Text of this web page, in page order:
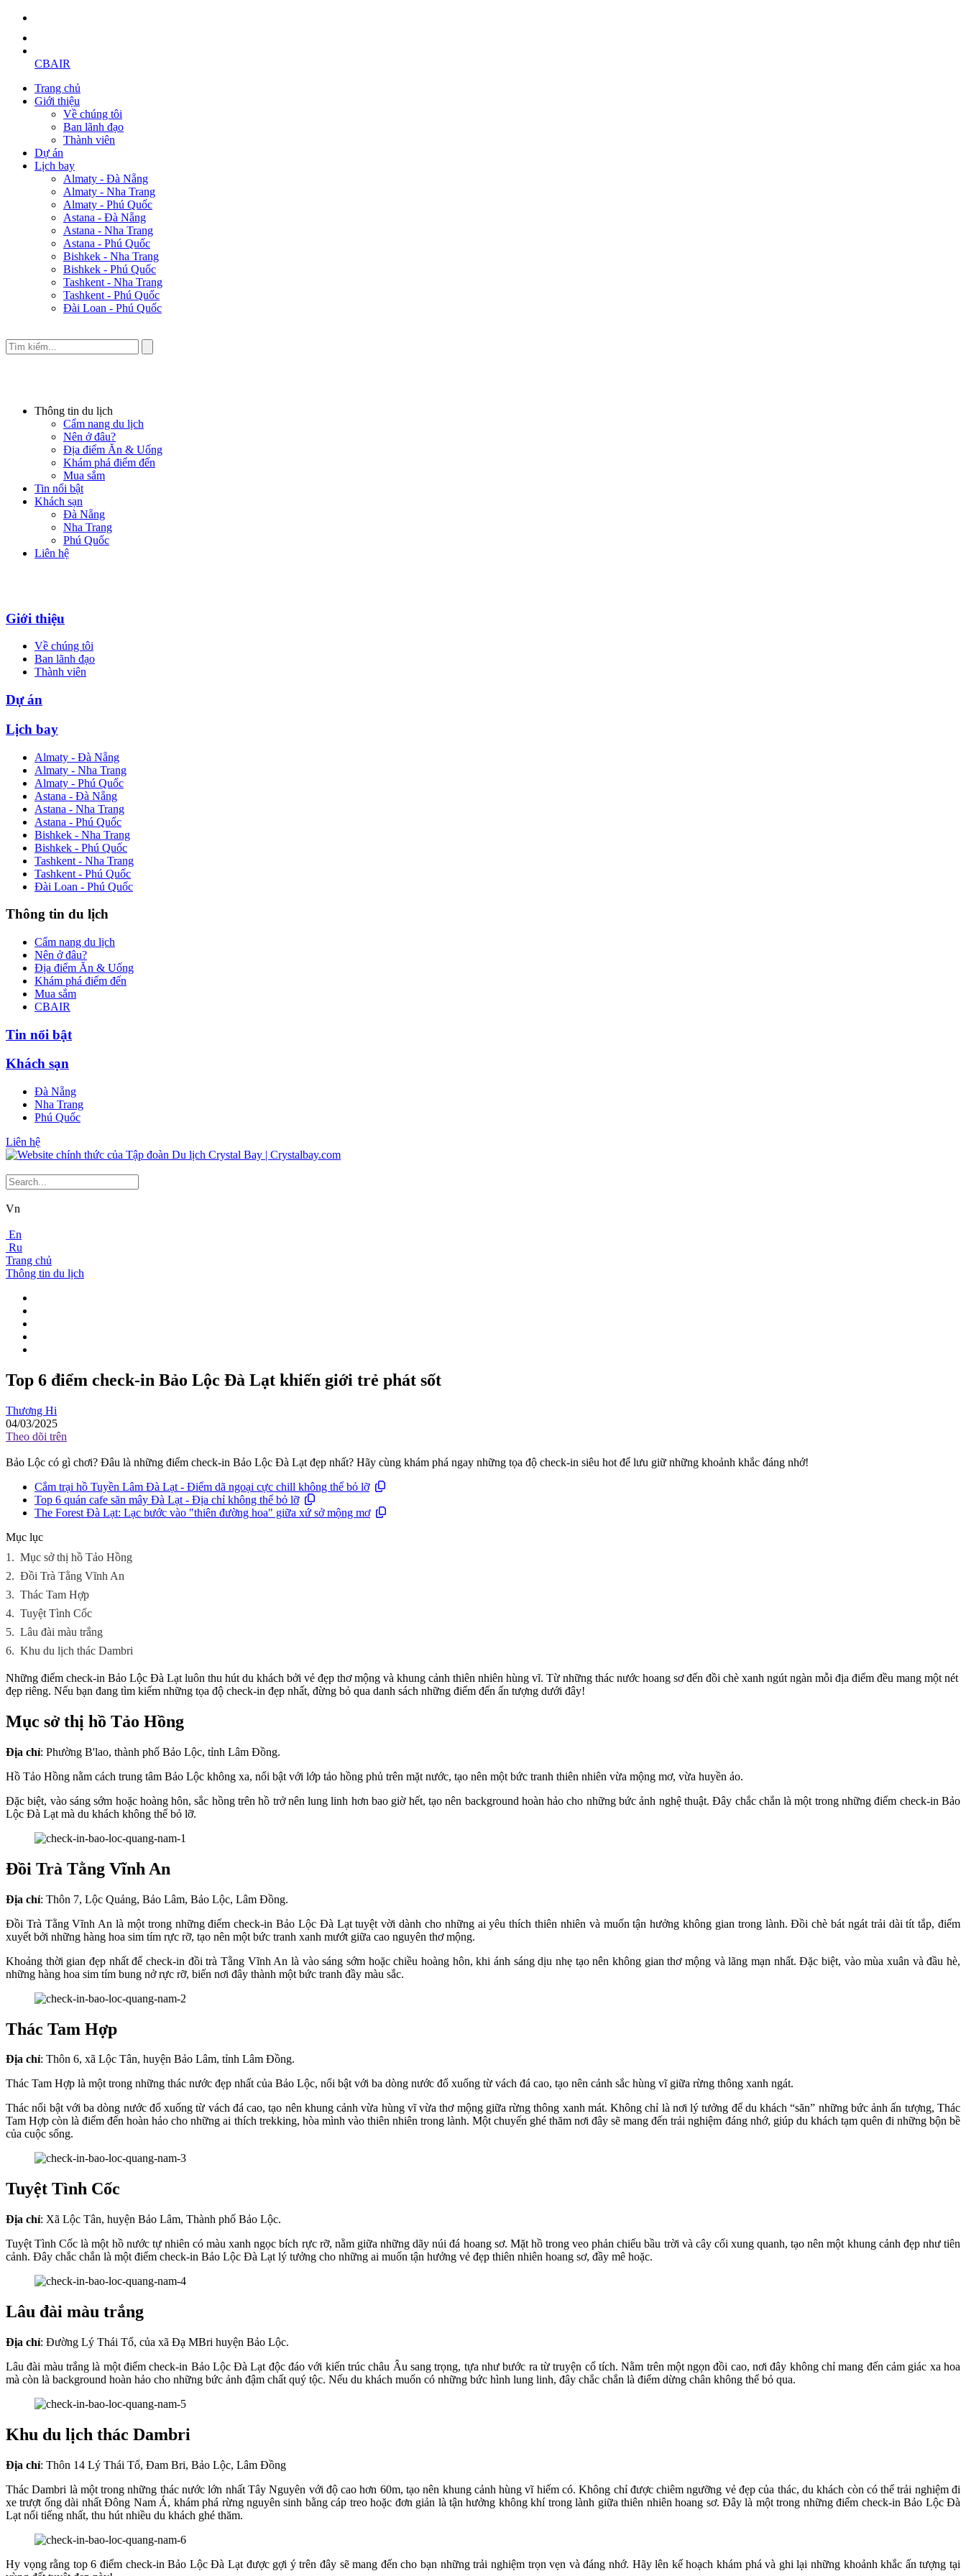
CBAIR
Trang chủ
Giới thiệu
Về chúng tôi
Ban lãnh đạo
Thành viên
Dự án
Lịch bay
Almaty - Đà Nẵng
Almaty - Nha Trang
Almaty - Phú Quốc
Astana - Đà Nẵng
Astana - Nha Trang
Astana - Phú Quốc
Bishkek - Nha Trang
Bishkek - Phú Quốc
Tashkent - Nha Trang
Tashkent - Phú Quốc
Đài Loan - Phú Quốc
Thông tin du lịch
Cẩm nang du lịch
Nên ở đâu?
Địa điểm Ăn & Uống
Khám phá điểm đến
Mua sắm
Tin nổi bật
Khách sạn
Đà Nẵng
Nha Trang
Phú Quốc
Liên hệ
Giới thiệu
Về chúng tôi
Ban lãnh đạo
Thành viên
Dự án
Lịch bay
Almaty - Đà Nẵng
Almaty - Nha Trang
Almaty - Phú Quốc
Astana - Đà Nẵng
Astana - Nha Trang
Astana - Phú Quốc
Bishkek - Nha Trang
Bishkek - Phú Quốc
Tashkent - Nha Trang
Tashkent - Phú Quốc
Đài Loan - Phú Quốc
Thông tin du lịch
Cẩm nang du lịch
Nên ở đâu?
Địa điểm Ăn & Uống
Khám phá điểm đến
Mua sắm
CBAIR
Tin nổi bật
Khách sạn
Đà Nẵng
Nha Trang
Phú Quốc
Liên hệ
Vn
En
Ru
Trang chủ
Thông tin du lịch
Top 6 điểm check-in Bảo Lộc Đà Lạt khiến giới trẻ phát sốt
Thương Hi
04/03/2025
Theo dõi trên
Bảo Lộc có gì chơi? Đâu là những điểm check-in Bảo Lộc Đà Lạt đẹp nhất? Hãy cùng khám phá ngay những tọa độ check-in siêu hot để lưu giữ những khoảnh khắc đáng nhớ!
Cắm trại hồ Tuyền Lâm Đà Lạt - Điểm dã ngoại cực chill không thể bỏ lỡ
Top 6 quán cafe săn mây Đà Lạt - Địa chỉ không thể bỏ lỡ
The Forest Đà Lạt: Lạc bước vào "thiên đường hoa" giữa xứ sở mộng mơ
Mục lục
1. Mục sở thị hồ Tảo Hồng
2. Đồi Trà Tằng Vĩnh An
3. Thác Tam Hợp
4. Tuyệt Tình Cốc
5. Lâu đài màu trắng
6. Khu du lịch thác Dambri
Những điểm check-in Bảo Lộc Đà Lạt luôn thu hút du khách bởi vẻ đẹp thơ mộng và khung cảnh thiên nhiên hùng vĩ. Từ những thác nước hoang sơ đến đồi chè xanh ngút ngàn mỗi địa điểm đều mang một nét
đẹp riêng. Nếu bạn đang tìm kiếm những tọa độ check-in đẹp nhất, đừng bỏ qua danh sách những điểm đến ấn tượng dưới đây!
Mục sở thị hồ Tảo Hồng
Địa chỉ: Phường B'lao, thành phố Bảo Lộc, tỉnh Lâm Đồng.
Hồ Tảo Hồng nằm cách trung tâm Bảo Lộc không xa, nổi bật với lớp tảo hồng phủ trên mặt nước, tạo nên một bức tranh thiên nhiên vừa mộng mơ, vừa huyền ảo.
Đặc biệt, vào sáng sớm hoặc hoàng hôn, sắc hồng trên hồ trở nên lung linh hơn bao giờ hết, tạo nên background hoàn hảo cho những bức ảnh nghệ thuật. Đây chắc chắn là một trong những điểm check-in Bảo
Lộc Đà Lạt mà du khách không thể bỏ lỡ.
Đồi Trà Tằng Vĩnh An
Địa chỉ: Thôn 7, Lộc Quảng, Bảo Lâm, Bảo Lộc, Lâm Đồng.
Đồi Trà Tằng Vĩnh An là một trong những điểm check-in Bảo Lộc Đà Lạt tuyệt vời dành cho những ai yêu thích thiên nhiên và muốn tận hưởng không gian trong lành. Đồi chè bát ngát trải dài tít tắp, điểm
xuyết bởi những hàng hoa sim tím rực rỡ, tạo nên một bức tranh xanh mướt giữa cao nguyên thơ mộng.
Khoảng thời gian đẹp nhất để check-in đồi trà Tằng Vĩnh An là vào sáng sớm hoặc chiều hoàng hôn, khi ánh sáng dịu nhẹ tạo nên không gian thơ mộng và lãng mạn nhất. Đặc biệt, vào mùa xuân và đầu hè,
những hàng hoa sim tím bung nở rực rỡ, biến nơi đây thành một bức tranh đầy màu sắc.
Thác Tam Hợp
Địa chỉ: Thôn 6, xã Lộc Tân, huyện Bảo Lâm, tỉnh Lâm Đồng.
Thác Tam Hợp là một trong những thác nước đẹp nhất của Bảo Lộc, nổi bật với ba dòng nước đổ xuống từ vách đá cao, tạo nên cảnh sắc hùng vĩ giữa rừng thông xanh ngát.
Thác nổi bật với ba dòng nước đổ xuống từ vách đá cao, tạo nên khung cảnh vừa hùng vĩ vừa thơ mộng giữa rừng thông xanh mát. Không chỉ là nơi lý tưởng để du khách “săn” những bức ảnh ấn tượng, Thác
Tam Hợp còn là điểm đến hoàn hảo cho những ai thích trekking, hòa mình vào thiên nhiên trong lành. Một chuyến ghé thăm nơi đây sẽ mang đến trải nghiệm đáng nhớ, giúp du khách tạm quên đi những bộn bề
của cuộc sống.
Tuyệt Tình Cốc
Địa chỉ: Xã Lộc Tân, huyện Bảo Lâm, Thành phố Bảo Lộc.
Tuyệt Tình Cốc là một hồ nước tự nhiên có màu xanh ngọc bích rực rỡ, nằm giữa những dãy núi đá hoang sơ. Mặt hồ trong veo phản chiếu bầu trời và cây cối xung quanh, tạo nên một khung cảnh đẹp như tiên
cảnh. Đây chắc chắn là một điểm check-in Bảo Lộc Đà Lạt lý tưởng cho những ai muốn tận hưởng vẻ đẹp thiên nhiên hoang sơ, đầy mê hoặc.
Lâu đài màu trắng
Địa chỉ: Đường Lý Thái Tổ, của xã Đạ MBri huyện Bảo Lộc.
Lâu đài màu trắng là một điểm check-in Bảo Lộc Đà Lạt độc đáo với kiến trúc châu Âu sang trọng, tựa như bước ra từ truyện cổ tích. Nằm trên một ngọn đồi cao, nơi đây không chỉ mang đến cảm giác xa hoa
mà còn là background hoàn hảo cho những bức ảnh đậm chất quý tộc. Nếu du khách muốn có những bức hình lung linh, đây chắc chắn là điểm dừng chân không thể bỏ qua.
Khu du lịch thác Dambri
Địa chỉ: Thôn 14 Lý Thái Tổ, Đam Bri, Bảo Lộc, Lâm Đồng
Thác Dambri là một trong những thác nước lớn nhất Tây Nguyên với độ cao hơn 60m, tạo nên khung cảnh hùng vĩ hiếm có. Không chỉ được chiêm ngưỡng vẻ đẹp của thác, du khách còn có thể trải nghiệm đi
xe trượt ống dài nhất Đông Nam Á, khám phá rừng nguyên sinh bằng cáp treo hoặc đơn giản là tận hưởng không khí trong lành giữa thiên nhiên hoang sơ. Đây là một trong những điểm check-in Bảo Lộc Đà
Lạt nổi tiếng nhất, thu hút nhiều du khách ghé thăm.
Hy vọng rằng top 6 điểm check-in Bảo Lộc Đà Lạt được gợi ý trên đây sẽ mang đến cho bạn những trải nghiệm trọn vẹn và đáng nhớ. Hãy lên kế hoạch khám phá và ghi lại những khoảnh khắc ấn tượng tại